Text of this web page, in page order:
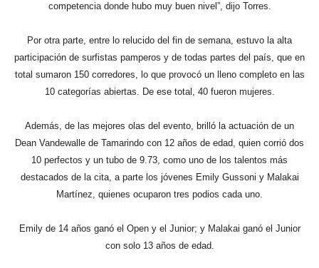
competencia donde hubo muy buen nivel”, dijo Torres.
Por otra parte, entre lo relucido del fin de semana, estuvo la alta
participación de surfistas pamperos y de todas partes del país, que en
total sumaron 150 corredores, lo que provocó un lleno completo en las
10 categorías abiertas. De ese total, 40 fueron mujeres.
Además, de las mejores olas del evento, brilló la actuación de un
Dean Vandewalle de Tamarindo con 12 años de edad, quien corrió dos
10 perfectos y un tubo de 9.73, como uno de los talentos más
destacados de la cita, a parte los jóvenes Emily Gussoni y Malakai
Martínez, quienes ocuparon tres podios cada uno.
Emily de 14 años ganó el Open y el Junior; y Malakai ganó el Junior
con solo 13 años de edad.